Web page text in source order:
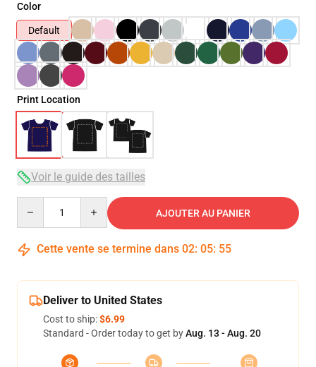
Color
Default
Print Location
Voir le guide des tailles
AJOUTER AU PANIER
Cette vente se termine dans 02: 05: 54
Deliver to United States
Cost to ship:$6.99
Standard - Order today to get byAug. 13 - Aug. 20